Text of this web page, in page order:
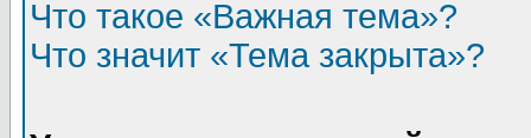
Что такое «Важная тема»?
Что значит «Тема закрыта»?